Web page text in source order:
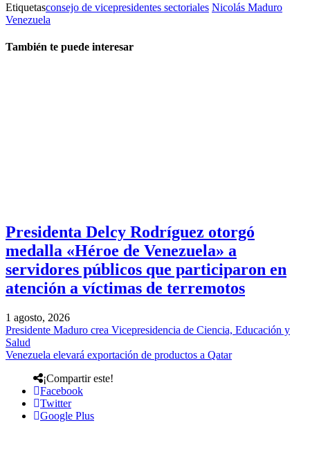
Etiquetasconsejo de vicepresidentes sectoriales Nicolás Maduro
Venezuela
También te puede interesar
Presidenta Delcy Rodríguez otorgó
medalla «Héroe de Venezuela» a
servidores públicos que participaron en
atención a víctimas de terremotos
1 agosto, 2026
Presidente Maduro crea Vicepresidencia de Ciencia, Educación y
Salud
Venezuela elevará exportación de productos a Qatar
¡Compartir este!
Facebook
Twitter
Google Plus